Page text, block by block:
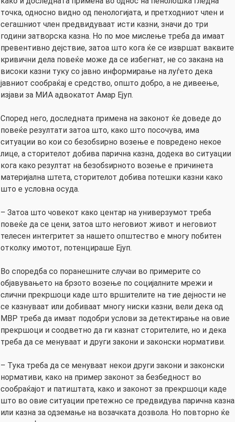
точка, односно видно од пенологијата, и претходниот член и
сегашниот член предвидуваат исти казни, значи до три
години затворска казна. Но по мое мислење треба да имаат
превентивно дејствие, затоа што кога ќе се извршат ваквите
кривични дела повеќе може да се избегнат, не со закана на
високи казни туку со јавно информирање на луѓето дека
јавниот сообраќај е средство, општо добро, а не дивеење,
изјави за МИА адвокатот Амар Ејуп.
Според него, доследната примена на законот ќе доведе до
повеќе резултати затоа што, како што посочува, има
ситуации во кои со безобѕирно возење е повредено некое
лице, а сторителот добива парична казна, додека во ситуации
кога како резултат на безобѕирното возење е причинета
материјална штета, сторителот добива потешки казни како
што е условна осуда.
– Затоа што човекот како центар на универзумот треба
повеќе да се цени, затоа што неговиот живот и неговиот
телесен интегритет за нашето општество е многу побитен
отколку имотот, потенцираше Ејуп.
Во споредба со поранешните случаи во примерите со
објавувањето на брзото возење по социјалните мрежи и
слични прекршоци каде што вршителите на тие дејности не
се казнуваат или добиваат многу ниски казни, вели дека од
МВР треба да имаат подобри услови за детектирање на овие
прекршоци и соодветно да ги казнат сторителите, но и дека
треба да се менуваат и други закони и законски нормативи.
– Тука треба да се менуваат некои други закони и законски
нормативи, како на пример законот за безбедност во
сообраќајот и патиштата, како и законот за прекршоци каде
што во овие ситуации претежно се предвидува парична казна
или казна за одземање на возачката дозвола. Но повторно ќе